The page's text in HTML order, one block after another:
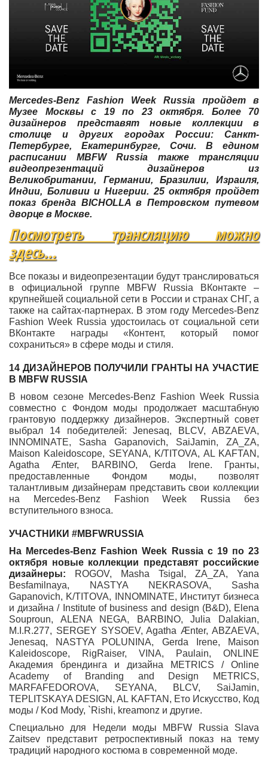
Mercedes-Benz Fashion Week Russia пройдет в
Музее Москвы с 19 по 23 октября. Более 70
дизайнеров представят новые коллекции в
столице и других городах России: Санкт-
Петербурге, Екатеринбурге, Сочи. В едином
расписании MBFW Russia также трансляции
видеопрезентаций дизайнеров из
Великобритании, Германии, Бразилии, Израиля,
Индии, Боливии и Нигерии. 25 октября пройдет
показ бренда BICHOLLA в Петровском путевом
дворце в Москве.
Посмотреть трансляцию можно
здесь...
Все показы и видеопрезентации будут транслироваться
в официальной группе MBFW Russia ВКонтакте –
крупнейшей социальной сети в России и странах СНГ, а
также на сайтах-партнерах. В этом году Mercedes-Benz
Fashion Week Russia удостоилась от социальной сети
ВКонтакте награды «Контент, который помог
сохраниться» в сфере моды и стиля.
14 ДИЗАЙНЕРОВ ПОЛУЧИЛИ ГРАНТЫ НА УЧАСТИЕ
В MBFW RUSSIA
В новом сезоне Mercedes-Benz Fashion Week Russia
совместно с Фондом моды продолжает масштабную
грантовую поддержку дизайнеров. Экспертный совет
выбрал 14 победителей: Jenesaq, BLCV, ABZAEVA,
INNOMINATE, Sasha Gapanovich, SaiJamin, ZA_ZA,
Maison Kaleidoscope, SEYANA, K/TITOVA, AL KAFTAN,
Agatha Ænter, BARBINO, Gerda Irene. Гранты,
предоставленные Фондом моды, позволят
талантливым дизайнерам представить свои коллекции
на Mercedes-Benz Fashion Week Russia без
вступительного взноса.
УЧАСТНИКИ #MBFWRUSSIA
На Mercedes-Benz Fashion Week Russia с 19 по 23
октября новые коллекции представят российские
дизайнеры: ROGOV, Masha Tsigal, ZA_ZA, Yana
Besfamilnaya, NASTYA NEKRASOVA, Sasha
Gapanovich, K/TITOVA, INNOMINATE, Институт бизнеса
и дизайна / Institute of business and design (B&D), Elena
Souproun, ALENA NEGA, BARBINO, Julia Dalakian,
M.I.R.277, SERGEY SYSOEV, Agatha Ænter, ABZAEVA,
Jenesaq, NASTYA POLUNINA, Gerda Irene, Maison
Kaleidoscope, RigRaiser, VINA, Paulain, ONLINE
Академия брендинга и дизайна METRICS / Online
Academy of Branding and Design METRICS,
MARFAFEDOROVA, SEYANA, BLCV, SaiJamin,
TEPLITSKAYA DESIGN, AL KAFTAN, Ето Искусство, Код
моды / Kod Mody, `Rishi, kreamonz и другие.
Специально для Недели моды MBFW Russia Slava
Zaitsev представит ретроспективный показ на тему
традиций народного костюма в современной моде.